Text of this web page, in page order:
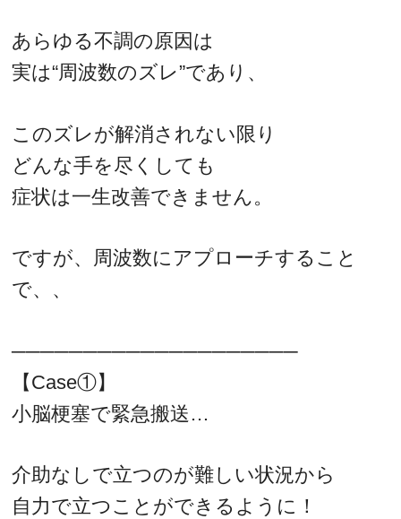
あらゆる不調の原因は
実は“周波数のズレ”であり、
このズレが解消されない限り
どんな手を尽くしても
症状は一生改善できません。
ですが、周波数にアプローチすること
で、、
────────────────────
【Case①】
小脳梗塞で緊急搬送…
介助なしで立つのが難しい状況から
自力で立つことができるように！